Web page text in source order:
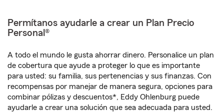
Permítanos ayudarle a crear un Plan Precio
Personal®
A todo el mundo le gusta ahorrar dinero. Personalice un plan
de cobertura que ayude a proteger lo que es importante
para usted: su familia, sus pertenencias y sus finanzas. Con
recompensas por manejar de manera segura, opciones para
combinar pólizas y descuentos*, Eddy Ohlenburg puede
ayudarle a crear una solución que sea adecuada para usted.